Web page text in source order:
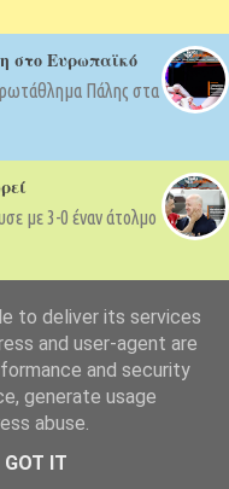
στο Ευρωπαϊκό
Πάλης στα
με 3-0 έναν άτολμο
to deliver its services
and user-agent are
and security
generate usage
abuse.
GOT IT